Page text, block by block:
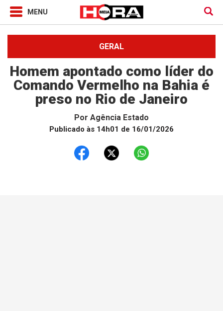
GERAL
Homem apontado como líder do
Comando Vermelho na Bahia é
preso no Rio de Janeiro
Por Agência Estado
Publicado às 14h01 de 16/01/2026